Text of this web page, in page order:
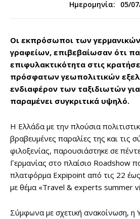
Ημερομηνία:
05/
Οι εκπρόσωποι των
γραφείων, επιβεβαίωσαν ότι
επιφυλακτικότητα στις
πρόσφατων γεωπολιτικών
ενδιαφέρον των ταξιδιωτών
παραμένει συγκριτικά υψηλό.
H Ελλάδα με την πλούσια
βραβευμένες παραλίες της και τις
φιλοξενίας, παρουσιάστηκε σε
Γερμανίας στο πλαίσιο Roadshow
πλατφόρμα Expipoint από τις 22
με θέμα «Travel & experts summer
Σύμφωνα με σχετική ανακοίνωση, η